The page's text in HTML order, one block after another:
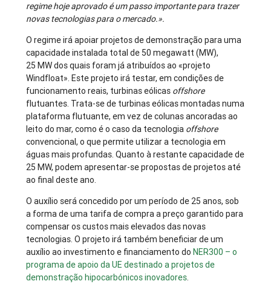
regime hoje aprovado é um passo importante para trazer
novas tecnologias para o mercado.».
O regime irá apoiar projetos de demonstração para uma
capacidade instalada total de 50 megawatt (MW),
25 MW dos quais foram já atribuídos ao «projeto
Windfloat». Este projeto irá testar, em condições de
funcionamento reais, turbinas eólicas offshore
flutuantes. Trata-se de turbinas eólicas montadas numa
plataforma flutuante, em vez de colunas ancoradas ao
leito do mar, como é o caso da tecnologia offshore
convencional, o que permite utilizar a tecnologia em
águas mais profundas. Quanto à restante capacidade de
25 MW, podem apresentar-se propostas de projetos até
ao final deste ano.
O auxílio será concedido por um período de 25 anos, sob
a forma de uma tarifa de compra a preço garantido para
compensar os custos mais elevados das novas
tecnologias. O projeto irá também beneficiar de um
auxílio ao investimento e financiamento do NER300 – o
programa de apoio da UE destinado a projetos de
demonstração hipocarbónicos inovadores.